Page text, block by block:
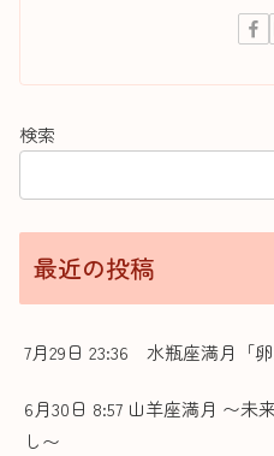
検索
最近の投稿
7月29日 23:36 水瓶座満月「
6月30日 8:57 山羊座満月 〜未
し〜